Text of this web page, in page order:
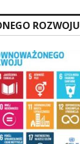
ROZWOJU